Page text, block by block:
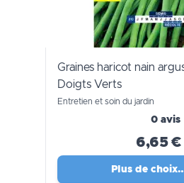
Graines haricot nain
Doigts Verts
Entretien et soin du jardin
0 avis
6,65 €
Plus de